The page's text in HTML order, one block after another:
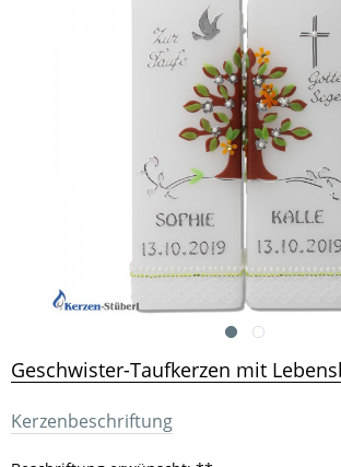
Geschwister-Taufkerzen mit
Kerzenbeschriftung